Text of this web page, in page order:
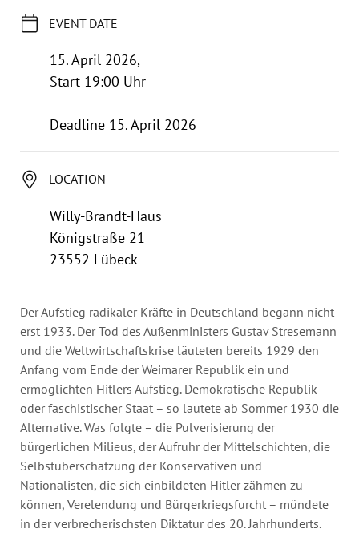
Organigram
EVENT DATE
15. April 2026,
Start 19:00 Uhr
Deadline 15. April 2026
LOCATION
Willy-Brandt-Haus
Königstraße 21
23552 Lübeck
Der Aufstieg radikaler Kräfte in Deutschland begann nicht
erst 1933. Der Tod des Außenministers Gustav Stresemann
und die Weltwirtschaftskrise läuteten bereits 1929 den
Anfang vom Ende der Weimarer Republik ein und
ermöglichten Hitlers Aufstieg. Demokratische Republik
oder faschistischer Staat – so lautete ab Sommer 1930 die
Alternative. Was folgte – die Pulverisierung der
bürgerlichen Milieus, der Aufruhr der Mittelschichten, die
Selbstüberschätzung der Konservativen und
Nationalisten, die sich einbildeten Hitler zähmen zu
können, Verelendung und Bürgerkriegsfurcht – mündete
in der verbrecherischsten Diktatur des 20. Jahrhunderts.